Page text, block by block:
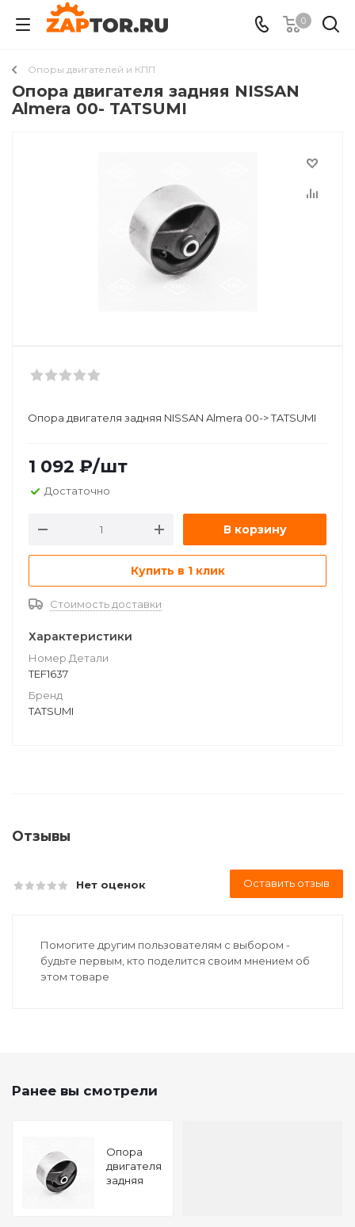
0
Опоры двигателей и КПП
Опора двигателя задняя NISSAN
Almera 00- TATSUMI
Опора двигателя задняя NISSAN Almera 00-> TATSUMI
1 092 ₽/шт
Достаточно
В корзину
Купить в 1 клик
Стоимость доставки
Характеристики
Номер Детали
TEF1637
Бренд
TATSUMI
Отзывы
Нет оценок Оставить отзыв
Помогите другим пользователям с выбором -
будьте первым, кто поделится своим мнением об
этом товаре
Ранее вы смотрели
Опора
двигателя
задняя